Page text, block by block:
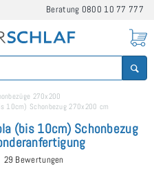
Beratung 0800 10 77 777
270x200
10cm) Schonbezug 270x200 cm
(bis 10cm) Schonbezug
29 Bewertungen